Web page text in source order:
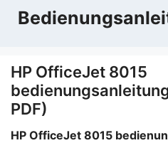
Zum
Inhalt
HP OfficeJet 8015
PDF)
HP OfficeJet 8015